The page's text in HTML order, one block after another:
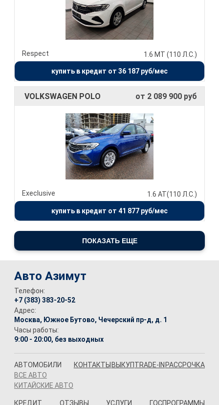
Respect 1.6 MT (110 Л.С.)
купить в кредит от 36 187 руб/мес
VOLKSWAGEN POLO от 2 089 900 руб
Execlusive 1.6 AT(110 Л.С.)
купить в кредит от 41 877 руб/мес
ПОКАЗАТЬ ЕЩЕ
Авто Азимут
Телефон:
+7 (383) 383-20-52
Адрес:
Москва, Южное Бутово, Чечерский пр-д, д. 1
Часы работы:
9:00 - 20:00, без выходных
АВТОМОБИЛИ
ВСЕ АВТО
КИТАЙСКИЕ АВТО
КОНТАКТЫ ВЫКУПTRADE-IN РАССРОЧКА
КРЕДИТ ОТЗЫВЫ УСЛУГИ ГОСПРОГРАММЫ